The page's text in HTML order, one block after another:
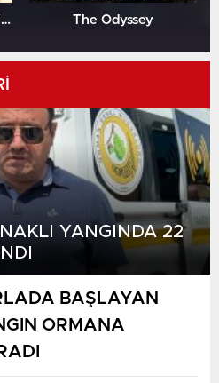
Örümcek-Adam: Yepyeni Bir Gün The Odyssey
YANGINDA 22
BAŞLAYAN
ORMANA